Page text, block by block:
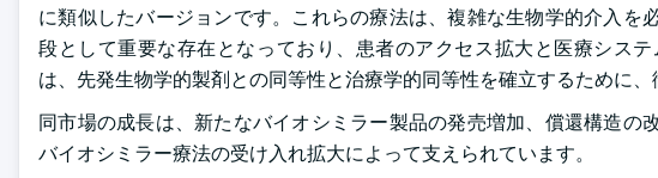
に類似したバージョンです。これらの療法は、複雑な生物学的介入
段として重要な存在となっており、患者のアクセス拡大と医療シス
は、先発生物学的製剤との同等性と治療学的同等性を確立するために
同市場の成長は、新たなバイオシミラー製品の発売増加、償還構造
バイオシミラー療法の受け入れ拡大によって支えられています。